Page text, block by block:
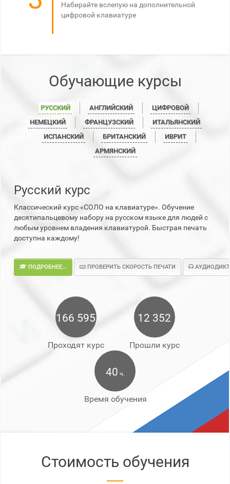
Набирайте вслепую на дополнительной
цифровой клавиатуре
Обучающие курсы
РУССКИЙ АНГЛИЙСКИЙ
ЦИФРОВОЙ
НЕМЕЦКИЙ
ФРАНЦУЗСКИЙ
ИТАЛЬЯНСКИЙ
ИСПАНСКИЙ
БРИТАНСКИЙ
ИВРИТ
АРМЯНСКИЙ
Русский курс
Классический курс «СОЛО на клавиатуре». Обучение
десятипальцевому набору на русском языке для людей с
любым уровнем владения клавиатурой. Быстрая печать
доступна каждому!
ПОДРОБНЕЕ... ПРОВЕРИТЬ СКОРОСТЬ ПЕЧАТИ
166 595
Проходят курс
12 352
Прошли курс
40 ч.
Время обучения
Стоимость обучения